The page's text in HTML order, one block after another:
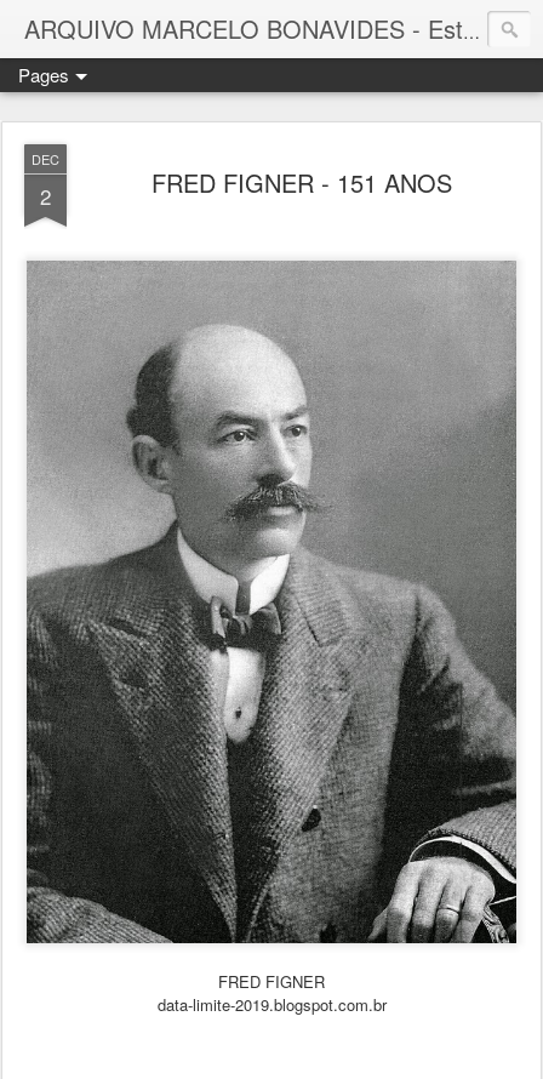
ARQUIVO MARCELO BONAVIDES - Estrelas que nunca se Apagam -
Pages
DEC
2 FRED FIGNER - 151 ANOS
FRED FIGNER
data-limite-2019.blogspot.com.br